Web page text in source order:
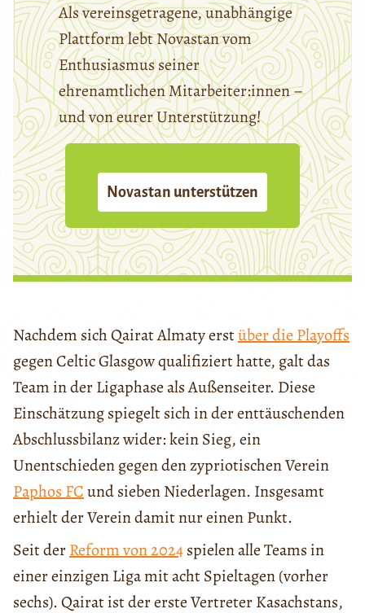
Als vereinsgetragene, unabhängige
Plattform lebt Novastan vom
Enthusiasmus seiner
ehrenamtlichen Mitarbeiter:innen –
und von eurer Unterstützung!
Novastan unterstützen
Nachdem sich Qairat Almaty erstüber die Playoffs
gegen Celtic Glasgow qualifiziert hatte, galt das
Team in der Ligaphase als Außenseiter. Diese
Einschätzung spiegelt sich in der enttäuschenden
Abschlussbilanz wider: kein Sieg, ein
Unentschieden gegen den zypriotischen Verein
Paphos FCund sieben Niederlagen. Insgesamt
erhielt der Verein damit nur einen Punkt.
Seit derReform von 2024spielen alle Teams in
einer einzigen Liga mit acht Spieltagen (vorher
sechs). Qairat ist der erste Vertreter Kasachstans,